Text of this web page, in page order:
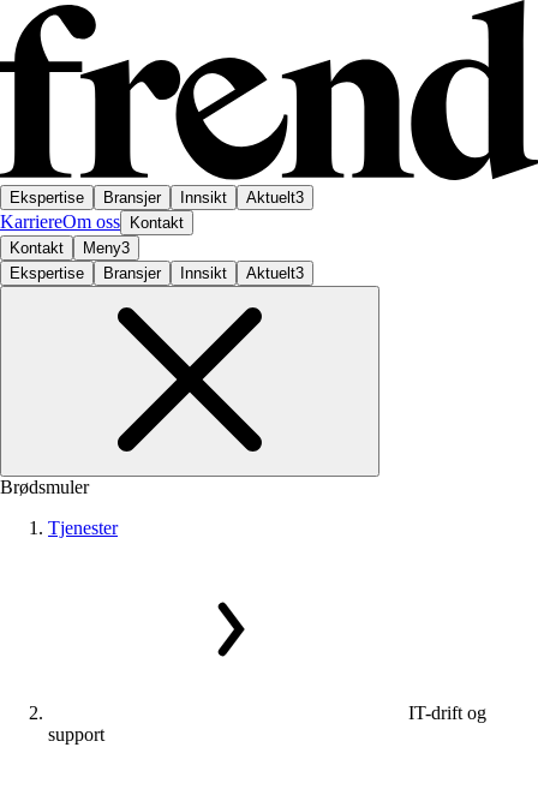
Ekspertise Bransjer Innsikt Aktuelt3
KarriereOm oss
Kontakt
Kontakt
Meny3
Ekspertise
Bransjer Innsikt Aktuelt3
Brødsmuler
Tjenester
IT-drift og
support